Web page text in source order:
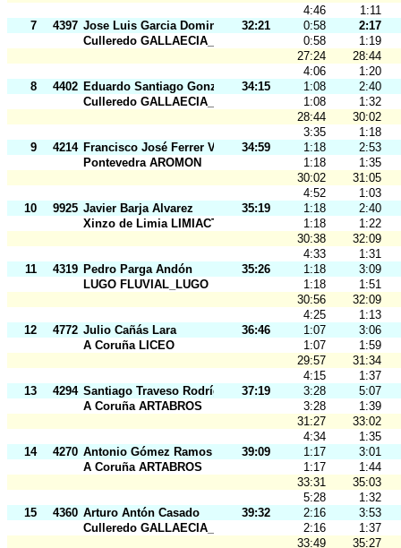
4:46
1:11
7
4397 Jose Luis Garcia Dominguez32:21 0:58
2:17
Culleredo GALLAECIA_RAID
0:58
1:19
27:24
28:44
4:06
1:20
8
4402 Eduardo Santiago González Miramontes
34:15 1:08
2:40
Culleredo GALLAECIA_RAID
1:08
1:32
28:44
30:02
3:35
1:18
9
4214 Francisco José Ferrer Vidal 34:59 1:18
2:53
Pontevedra AROMON
1:18
1:35
30:02
31:05
4:52
1:03
10
9925 Javier Barja Alvarez 35:19 1:18
2:40
Xinzo de Limia LIMIACTIVA
1:18
1:22
30:38
32:09
4:33
1:31
11
4319 Pedro Parga Andón 35:26 1:18
3:09
LUGO FLUVIAL_LUGO
1:18
1:51
30:56
32:09
4:25
1:13
12
4772 Julio Cañás Lara 36:46 1:07
3:06
A Coruña LICEO
1:07
1:59
29:57
31:34
4:15
1:37
13
4294 Santiago Traveso Rodríguez 37:19 3:28
5:07
A Coruña ARTABROS
3:28
1:39
31:27
33:02
4:34
1:35
14
4270 Antonio Gómez Ramos 39:09 1:17
3:01
A Coruña ARTABROS
1:17
1:44
33:31
35:03
5:28
1:32
15
4360 Arturo Antón Casado 39:32 2:16
3:53
Culleredo GALLAECIA_RAID
2:16
1:37
33:49
35:27